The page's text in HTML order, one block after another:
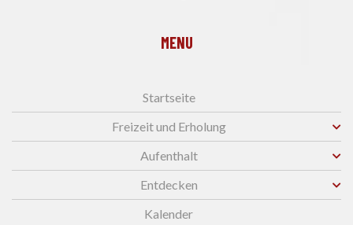
MENU
Startseite
Freizeit und Erholung
Aufenthalt
Entdecken
Kalender